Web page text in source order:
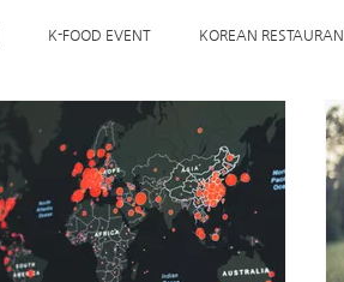
K-FOOD EVENT KOREAN